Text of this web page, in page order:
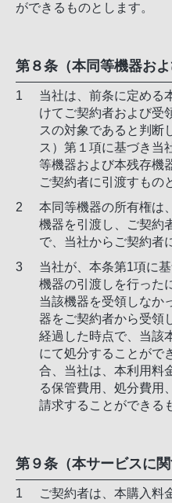
ができるものとします。
第８条（本同等機器お
当社は、前条に定める
けてご契約者および受
スの対象であると判断
ス）第１項に基づき当
等機器および本残存機
ご契約者に引渡すもの
本同等機器の所有権は
機器を引渡し、ご契約
で、当社からご契約者
当社が、本条第1項に
機器の引渡しを行った
当該機器を受領しなか
器をご契約者から受領
経過した時点で、当該
にて処分することがで
合、当社は、本利用料
る保管費用、処分費用
請求することができる
第９条（本サービスに関
ご契約者は、本購入料